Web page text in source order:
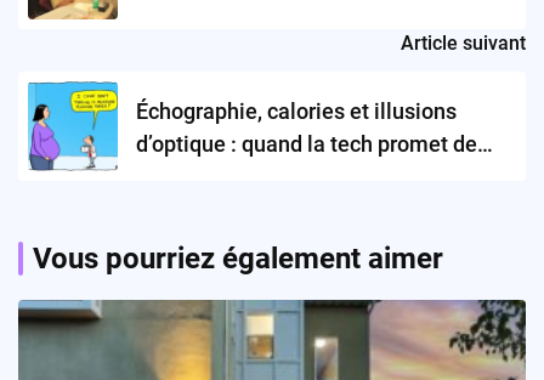
Article suivant
Échographie, calories et illusions
d’optique : quand la tech promet de
Vous pourriez également aimer